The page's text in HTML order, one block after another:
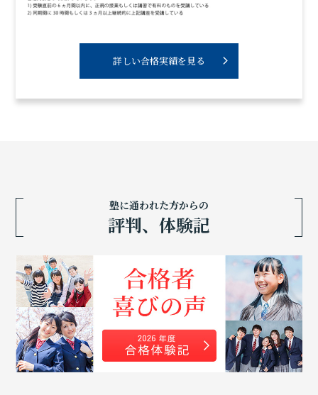
詳しい合格実績を見る
塾に通われた方からの
評判、体験記